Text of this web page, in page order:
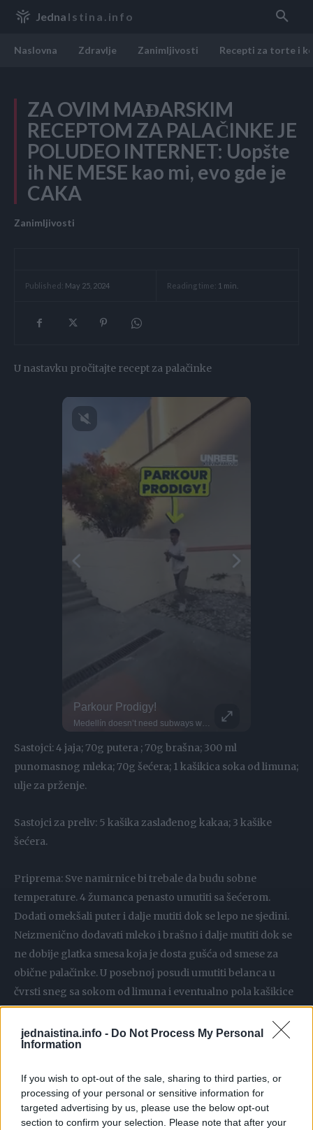
jednaistina.info - Do Not Process My Personal
Information
If you wish to opt-out of the sale, sharing to third parties, or
processing of your personal or sensitive information for
targeted advertising by us, please use the below opt-out
section to confirm your selection. Please note that after your
Jedna Istina.info
Naslovna Zdravlje Zanimljivosti Recepti za torte i
ZA OVIM MAĐARSKIM
RECEPTOM ZA PALAČINKE JE
POLUDEO INTERNET: Uopšte
ih NE MESE kao mi, evo gde je
CAKA
Zanimljivosti
Published: May 25, 2024 Reading time: 1 min.
U nastavku pročitajte recept za palačinke
Parkour Prodigy!
Medellín doesn’t need subways when Kervin’s jumping across rooftops... Meet Kervin Hernández... One of the rising names in global parkour... He trains with Xtremeteam Parkour, Colombia’s leading crew... In 2020, he won the Breakout Award at the Storror Awards... Since then, Kervin’s style has been turning heads across the community... Honestly, the future of Colombian parkour might already be here.
Sastojci: 4 jaja; 70g putera ; 70g brašna; 300 ml
punomasnog mleka; 70g šećera; 1 kašikica soka od limuna;
ulje za prženje.
Sastojci za preliv: 5 kašika zaslađenog kakaa; 3 kašike
šećera.
Priprema: Sve namirnice bi trebale da budu sobne
temperature. 4 žumanca penasto umutiti sa šećerom.
Dodati omekšali puter i dalje mutiti dok se lepo ne sjedini.
Neizmenično dodavati mleko i brašno i dalje mutiti dok se
ne dobije glatka smesa koja je dosta gušća od smese za
obične palačinke. U posebnoj posudi umutiti belanca u
čvrsti sneg sa sokom od limuna i eventualno pola kašikice
šećera.
Kada je i belance umućeno, kašiku po kašiku dodavati
polako izmešati sa kutlačom.
Napomena: Dobro pripremljena smesa nema izdvojen sloj